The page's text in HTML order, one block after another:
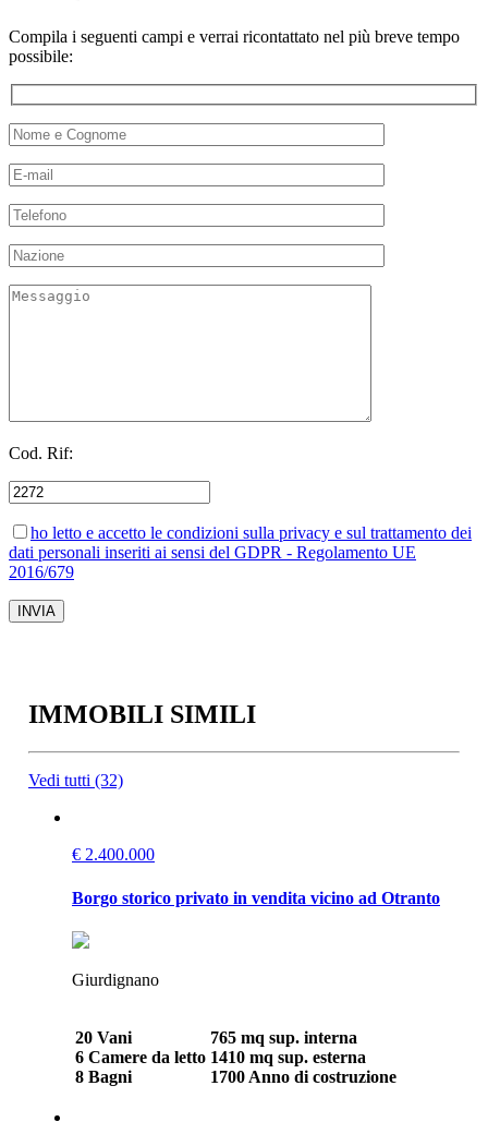
Compila i seguenti campi e verrai ricontattato nel più breve tempo
possibile:
Cod. Rif:
ho letto e accetto le condizioni sulla privacy e sul trattamento dei
dati personali inseriti ai sensi del GDPR - Regolamento UE
2016/679
IMMOBILI SIMILI
Vedi tutti (32)
€ 2.400.000
Borgo storico privato in vendita vicino ad Otranto
Giurdignano
20 Vani
6 Camere da letto
8 Bagni
765 mq sup. interna
1410 mq sup. esterna
1700 Anno di costruzione